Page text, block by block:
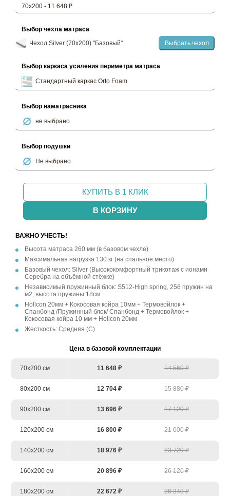
70х200 - 11 648 ₽
Выбор чехла матраса
Чехол Silver (70х200) "Базовый"
Выбрать чехол
Выбор каркаса усиления периметра матраса
Стандартный каркас Orto Foam
Выбор наматрасника
не выбрано
Выбор подушки
Не выбрано
КУПИТЬ В 1 КЛИК
В КОРЗИНУ
ВАЖНО УЧЕСТЬ!
Высота матраса 260 мм (в базовом чехле)
Максимальная нагрузка 130 кг (на спальное место)
Базовый чехол: Silver (Высококомфортный трикотаж с ионами
Серебра на объёмной стёжке)
Независимый пружинный блок: S512-High spring, 256 пружин на
м2, высота пружины 18см.
Hollcon 20мм + Кокосовая койра 10мм + Термовойлок +
Спанбонд /Пружинный блок/ Спанбонд + Термовойлок +
Кокосовая койра 10 мм + Hollcon 20мм
Жесткость: Средняя (С)
Цена в базовой комплектации
70х200 см 11 648 ₽ 14 560 ₽
80х200 см 12 704 ₽ 15 880 ₽
90х200 см 13 696 ₽ 17 120 ₽
120х200 см 16 800 ₽ 21 000 ₽
140х200 см 18 976 ₽ 23 720 ₽
160х200 см 20 896 ₽ 26 120 ₽
180х200 см 22 672 ₽ 28 340 ₽